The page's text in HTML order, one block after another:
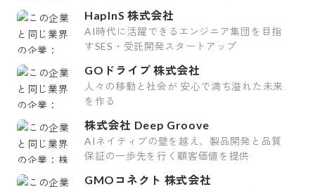
HapInS 株式会社
AI時代に活躍できるエンジニア集団を目指
すSES・受託開発スタートアップ
GOドライブ 株式会社
人々の移動と社会が 安心で満ち溢れた未来
を作る
株式会社 Deep Groove
AIネイティブの壁を越え、製品開発と品質
保証の一歩先を行く顧客価値を提供
GMOコネクト 株式会社